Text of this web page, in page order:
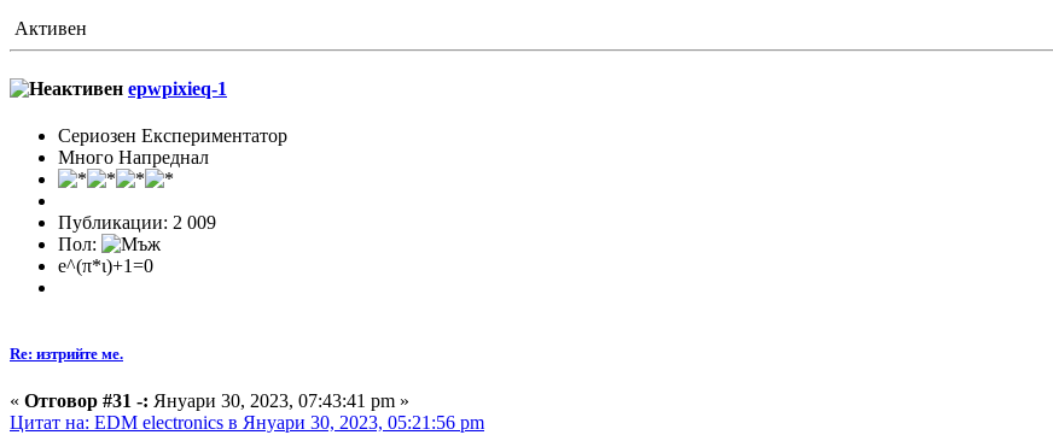
Активен
epwpixieq-1
Сериозен Експериментатор
Много Напреднал
Публикации: 2 009
Пол:
e^(π*ι)+1=0
Re: изтрийте ме.
« Отговор #31 -: Януари 30, 2023, 07:43:41 pm »
Цитат на: EDM electronics в Януари 30, 2023, 05:21:56 pm